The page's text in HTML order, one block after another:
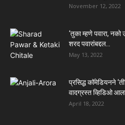
November 12, 2022
‘तुका म्हणे पवारा,
शरद पवारांबद्दल...
May 13, 2022
प्रसिद्ध कॉमेडियनने
वादग्रस्त व्हिडिओ
April 18, 2022